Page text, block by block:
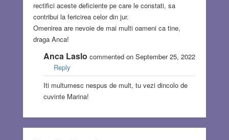
rectifici aceste deficiente pe care le constati, sa
contribui la fericirea celor din jur.
Omenirea are nevoie de mai multi oameni ca tine,
draga Anca!
Anca Laslo commented on September 25, 2022
Reply
Iti multumesc nespus de mult, tu vezi dincolo de
cuvinte Marina!